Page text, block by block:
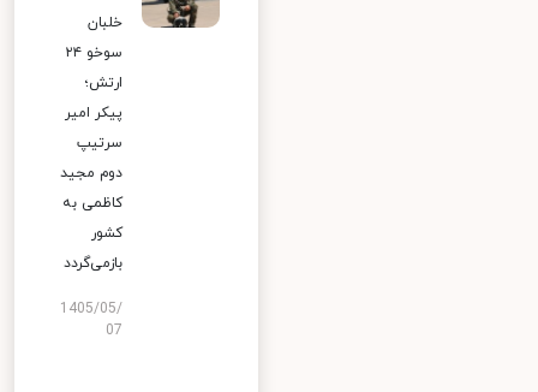
خلبان
سوخو ۲۴
ارتش؛
پیکر امیر
سرتیپ
دوم مجید
کاظمی به
کشور
بازمی‌گردد
1405/05/
07